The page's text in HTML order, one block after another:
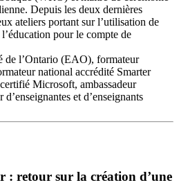
Depuis les deux dernières
ateliers portant sur l’utilisation de
pour le compte de
de l’Ontario (EAO), formateur
national accrédité Smarter
Microsoft, ambassadeur
et d’enseignants
: retour sur la création d’une